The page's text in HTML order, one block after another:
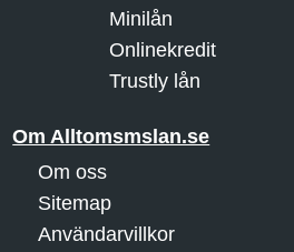
Minilån
Onlinekredit
Trustly lån
Om Alltomsmslan.se
Om oss
Sitemap
Användarvillkor